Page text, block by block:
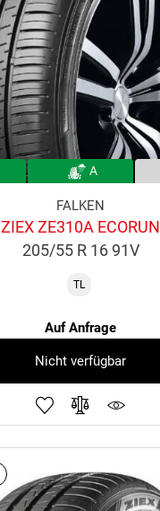
A
FALKEN
ZIEX ZE310A ECORUN
205/55 R 16 91V
TL
Auf Anfrage
Nicht verfügbar